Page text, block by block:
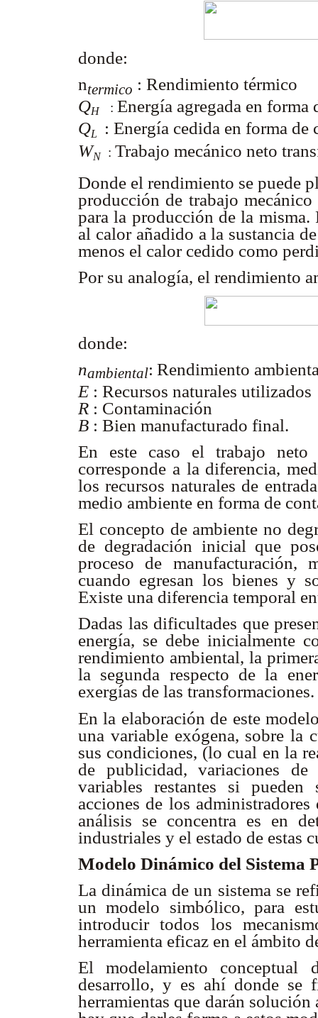
donde:
ntermico : Rendimiento térmico
QH: Energía agregada en forma
QL : Energía cedida en forma de
WN: Trabajo mecánico neto
Donde el rendimiento se puede
producción de trabajo
para la producción de la
al calor añadido a la sustancia
menos el calor cedido como
Por su analogía, el rendimiento
donde:
nambiental: Rendimiento
E : Recursos naturales utilizados
R : Contaminación
B : Bien manufacturado final.
En este caso el trabajo
corresponde a la diferencia,
los recursos naturales de
medio ambiente en forma de
El concepto de ambiente no
de degradación inicial que
proceso de manufacturación,
cuando egresan los bienes y
Existe una diferencia temporal
Dadas las dificultades que
energía, se debe inicialmente
rendimiento ambiental, la
la segunda respecto de la
exergías de las transformaciones.
En la elaboración de este
una variable exógena, sobre la
sus condiciones, (lo cual en la
de publicidad, variaciones
variables restantes si pueden
acciones de los
análisis se concentra es en
industriales y el estado de estas
Modelo Dinámico del Sistema
La dinámica de un sistema se
un modelo simbólico, para
introducir todos los
herramienta eficaz en el ámbito
El modelamiento
desarrollo, y es ahí donde se
herramientas que darán